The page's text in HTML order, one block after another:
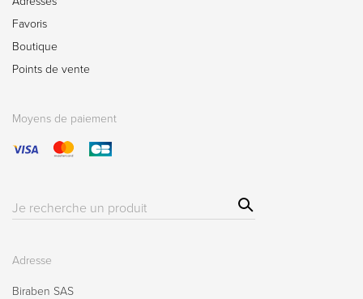
Favoris
Boutique
Points de vente
Moyens de paiement
Résultat(s)
Sear
ch
Adresse
Biraben SAS